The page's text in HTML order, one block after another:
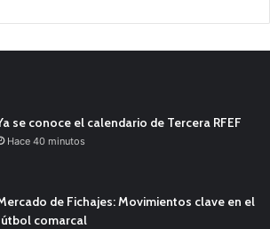
se conoce el calendario de Tercera RFEF
Hace 40 minutos
de Fichajes: Movimientos clave en el
comarcal